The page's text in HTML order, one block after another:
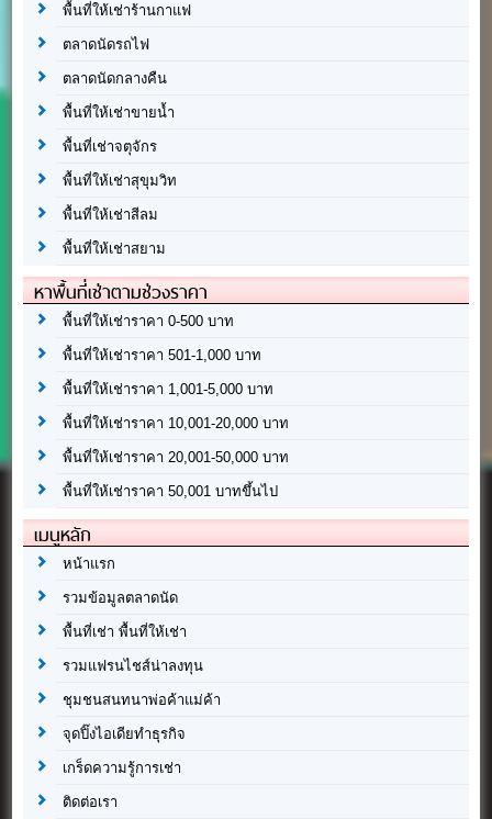
พื้นที่ให้เช่าร้านกาแฟ
ตลาดนัดรถไฟ
ตลาดนัดกลางคืน
พื้นที่ให้เช่าขายน้ำ
พื้นที่เช่าจตุจักร
พื้นที่ให้เช่าสุขุมวิท
พื้นที่ให้เช่าสีลม
พื้นที่ให้เช่าสยาม
หาพื้นที่เช่าตามช่วงราคา
พื้นที่ให้เช่าราคา 0-500 บาท
พื้นที่ให้เช่าราคา 501-1,000 บาท
พื้นที่ให้เช่าราคา 1,001-5,000 บาท
พื้นที่ให้เช่าราคา 10,001-20,000 บาท
พื้นที่ให้เช่าราคา 20,001-50,000 บาท
พื้นที่ให้เช่าราคา 50,001 บาทขึ้นไป
เมนูหลัก
หน้าแรก
รวมข้อมูลตลาดนัด
พื้นที่เช่า พื้นที่ให้เช่า
รวมแฟรนไชส์น่าลงทุน
ชุมชนสนทนาพ่อค้าแม่ค้า
จุดปิ๊งไอเดียทำธุรกิจ
เกร็ดความรู้การเช่า
ติดต่อเรา